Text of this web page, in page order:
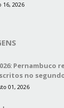
16, 2026
Pernambuco
no
01, 2026